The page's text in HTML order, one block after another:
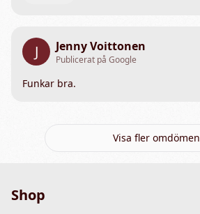
J Jenny Voittonen
Publicerat på Google
Funkar bra.
Visa fler omdömen
Shop